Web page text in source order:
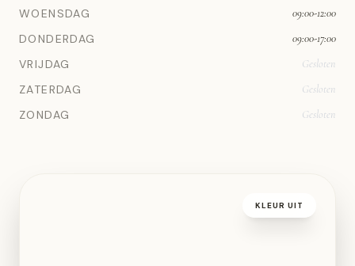
WOENSDAG 09:00-12:00
DONDERDAG 09:00-17:00
VRIJDAG Gesloten
ZATERDAG Gesloten
ZONDAG Gesloten
KLEUR UIT